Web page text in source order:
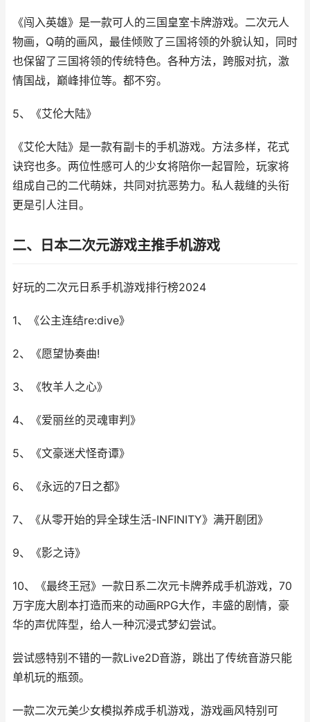
《闯入英雄》是一款可人的三国皇室卡牌游戏。二次元人
物画，Q萌的画风，最佳倾败了三国将领的外貌认知，同时
也保留了三国将领的传统特色。各种方法，跨服对抗，激
情国战，巅峰排位等。都不穷。
5、《艾伦大陆》
《艾伦大陆》是一款有副卡的手机游戏。方法多样，花式
诀窍也多。两位性感可人的少女将陪你一起冒险，玩家将
组成自己的二代萌妹，共同对抗恶势力。私人裁缝的头衔
更是引人注目。
二、日本二次元游戏主推手机游戏
好玩的二次元日系手机游戏排行榜2024
1、《公主连结re:dive》
2、《愿望协奏曲!
3、《牧羊人之心》
4、《爱丽丝的灵魂审判》
5、《文豪迷犬怪奇谭》
6、《永远的7日之都》
7、《从零开始的异全球生活-INFINITY》满开剧团》
9、《影之诗》
10、《最终王冠》一款日系二次元卡牌养成手机游戏，70
万字庞大剧本打造而来的动画RPG大作，丰盛的剧情，豪
华的声优阵型，给人一种沉浸式梦幻尝试。
尝试感特别不错的一款Live2D音游，跳出了传统音游只能
单机玩的瓶颈。
一款二次元美少女模拟养成手机游戏，游戏画风特别可